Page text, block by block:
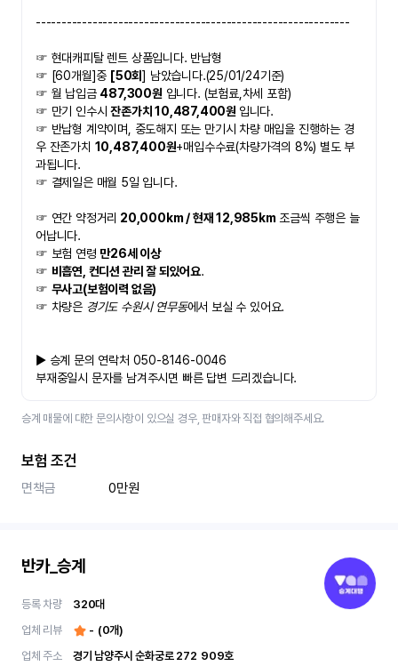
-------------------------------------------------------------
☞ 현대캐피탈 렌트 상품입니다. 반납형
☞ [60개월]중 [50회] 남았습니다.(25/01/24기준)
☞ 월 납입금 487,300원 입니다. (보험료,차세 포함)
☞ 만기 인수시 잔존가치 10,487,400원 입니다.
☞ 반납형 계약이며, 중도해지 또는 만기시 차량 매입을 진행하는 경
우 잔존가치 10,487,400원​+매입수수료(차량가격의 8%) 별도 부
과됩니다.
☞ 결제일은 매월 5일 입니다.
☞ 연간 약정거리 20,000km / 현재 12,985km 조금씩 주행은 늘
어납니다.
☞ 보험 연령 만26세 이상
☞ 비흡연, 컨디션 관리 잘 되있어요.
☞ 무사고(보험이력 없음)
☞ 차량은 경기도 수원시 연무동에서 보실 수 있어요.
▶ 승계 문의 연락처 050-8146-0046
부재중일시 문자를 남겨주시면 빠른 답변 드리겠습니다.
승계 매물에 대한 문의사항이 있으실 경우, 판매자와 직접 협의해주세요.
보험 조건
면책금 0만원
반카_승계
등록 차량 320대
업체 리뷰
- (0개)
업체 주소
경기 남양주시 순화궁로 272	909호